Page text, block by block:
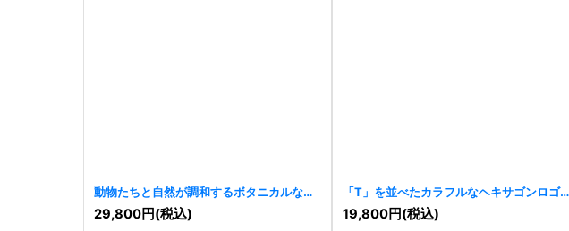
動物たちと自然が調和するボタニカルなロ
ゴ[ 11405]
29,800円(税込)
「T」を並べたカラフルなヘキサゴンロゴ
[11402]
19,800円(税込)